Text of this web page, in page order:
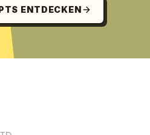
ENTDECKEN